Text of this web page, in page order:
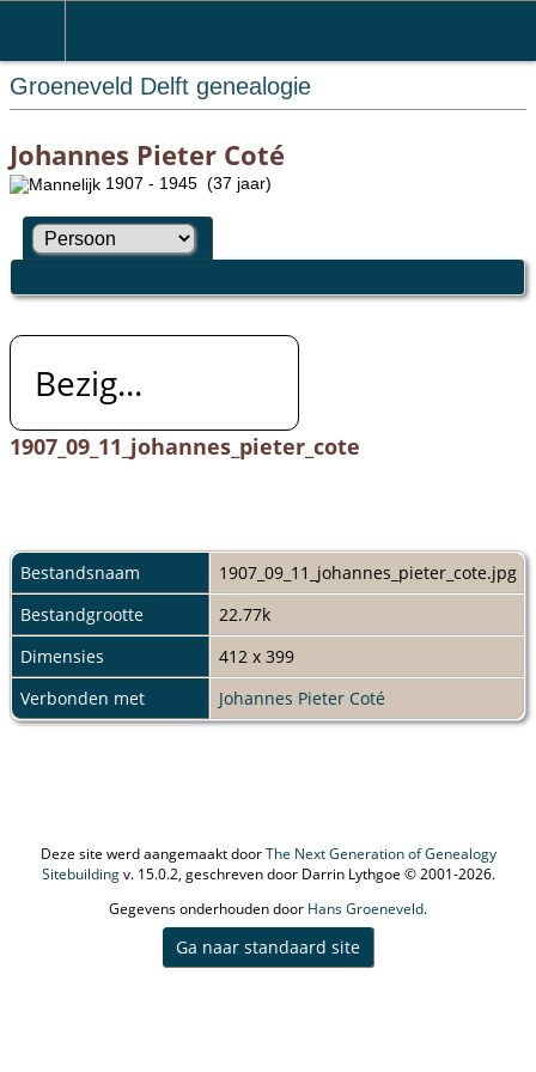
Groeneveld Delft genealogie
Johannes Pieter Coté
1907 - 1945 (37 jaar)
Bezig...
1907_09_11_johannes_pieter_cote
Bestandsnaam
1907_09_11_johannes_pieter_cote.jpg
Bestandgrootte
22.77k
Dimensies
412 x 399
Verbonden met
Johannes Pieter Coté
Deze site werd aangemaakt doorThe Next Generation of Genealogy
Sitebuildingv. 15.0.2, geschreven door Darrin Lythgoe © 2001-2026.
Gegevens onderhouden door Hans Groeneveld.
Ga naar standaard site